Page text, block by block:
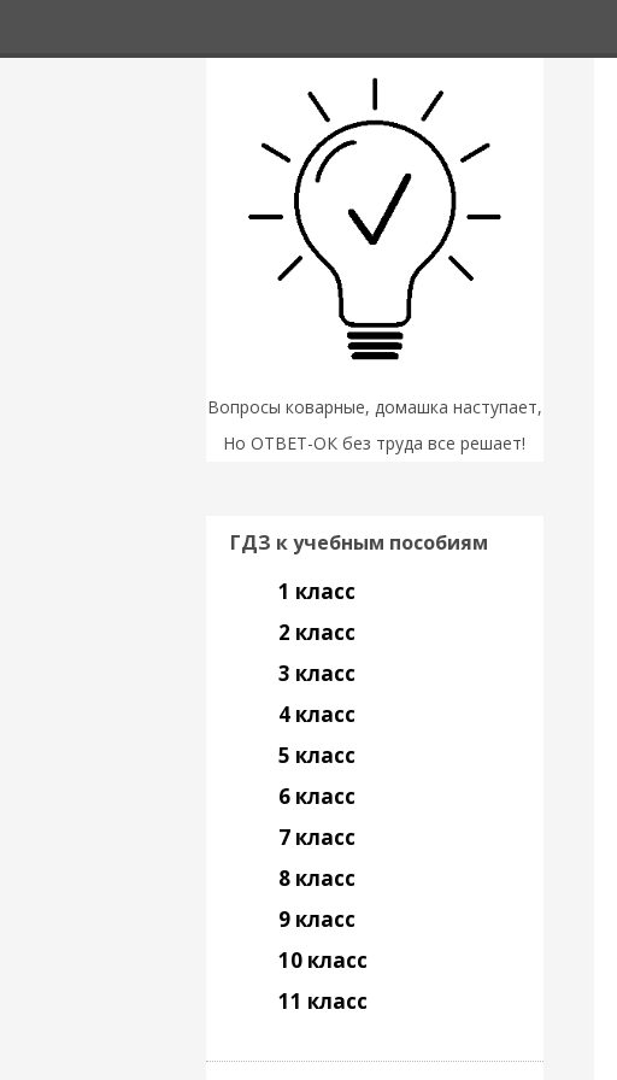
Вопросы коварные, домашка наступает,
Но ОТВЕТ-ОК без труда все решает!
ГДЗ к учебным пособиям
1 класс
2 класс
3 класс
4 класс
5 класс
6 класс
7 класс
8 класс
9 класс
10 класс
11 класс